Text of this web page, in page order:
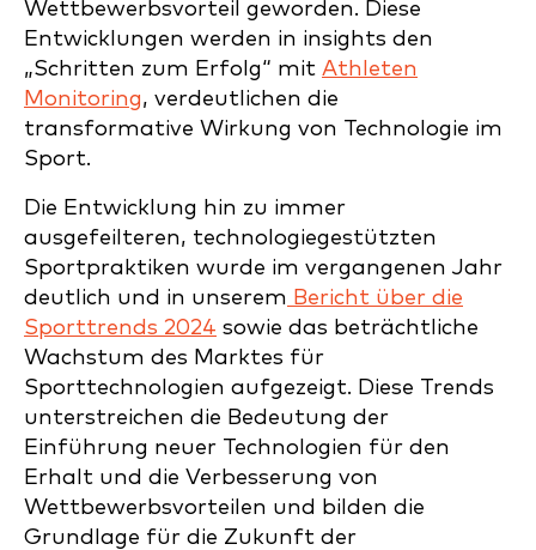
Wettbewerbsvorteil geworden. Diese
Entwicklungen werden in insights den
„Schritten zum Erfolg“ mit Athleten
Monitoring, verdeutlichen die
transformative Wirkung von Technologie im
Sport.
Die Entwicklung hin zu immer
ausgefeilteren, technologiegestützten
Sportpraktiken wurde im vergangenen Jahr
deutlich und in unserem Bericht über die
Sporttrends 2024 sowie das beträchtliche
Wachstum des Marktes für
Sporttechnologien aufgezeigt. Diese Trends
unterstreichen die Bedeutung der
Einführung neuer Technologien für den
Erhalt und die Verbesserung von
Wettbewerbsvorteilen und bilden die
Grundlage für die Zukunft der